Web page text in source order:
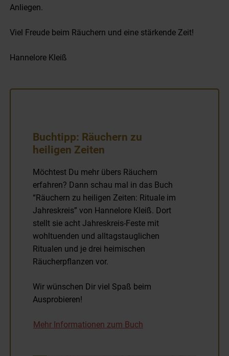
Anliegen.
Viel Freude beim Räuchern und eine stärkende Zeit!
Hannelore Kleiß
Buchtipp: Räuchern zu
heiligen Zeiten
Möchtest Du mehr übers Räuchern
erfahren? Dann schau mal in das Buch
“Räuchern zu heiligen Zeiten: Rituale im
Jahreskreis” von Hannelore Kleiß. Dort
stellt sie acht Jahreskreis-Feste mit
wohltuenden und alltagstauglichen
Ritualen und je drei heimischen
Räucherpflanzen vor.
Wir wünschen Dir viel Spaß beim
Ausprobieren!
Mehr Informationen zum Buch